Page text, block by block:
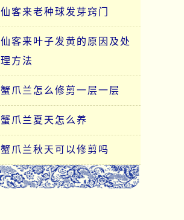
仙客来老种球发芽窍门
仙客来叶子发黄的原因及处
理方法
蟹爪兰怎么修剪一层一层
蟹爪兰夏天怎么养
蟹爪兰秋天可以修剪吗